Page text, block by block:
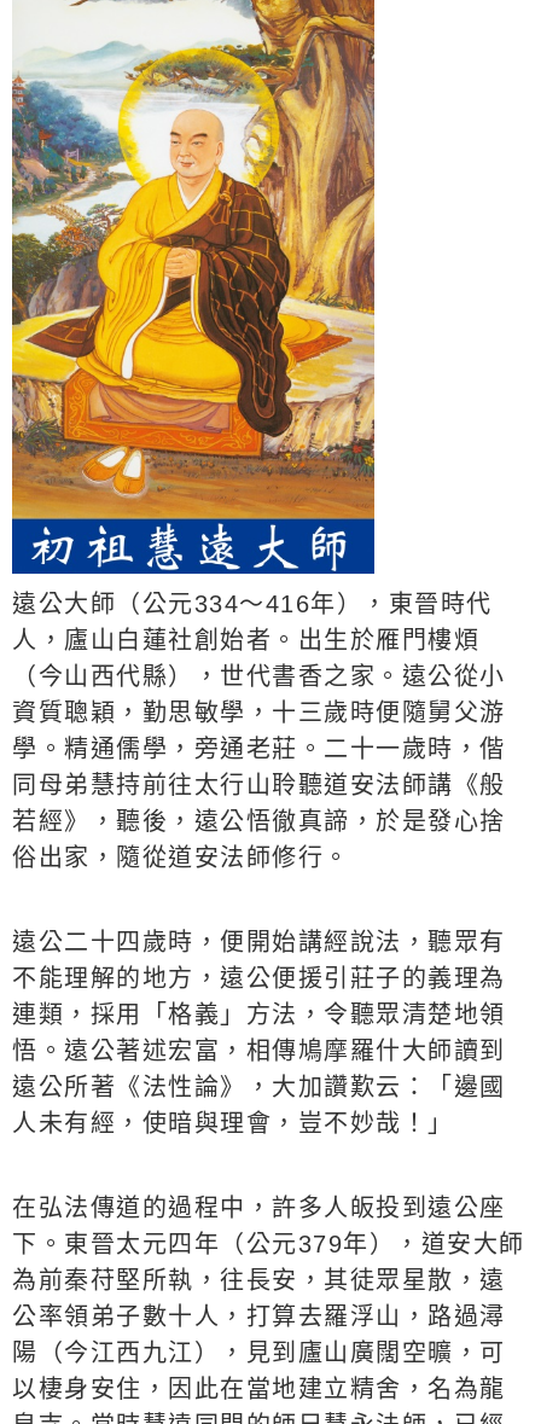
遠公大師（公元334～416年），東晉時代
人，廬山白蓮社創始者。出生於雁門樓煩
（今山西代縣），世代書香之家。遠公從小
資質聰穎，勤思敏學，十三歲時便隨舅父游
學。精通儒學，旁通老莊。二十一歲時，偕
同母弟慧持前往太行山聆聽道安法師講《般
若經》，聽後，遠公悟徹真諦，於是發心捨
俗出家，隨從道安法師修行。
遠公二十四歲時，便開始講經說法，聽眾有
不能理解的地方，遠公便援引莊子的義理為
連類，採用「格義」方法，令聽眾清楚地領
悟。遠公著述宏富，相傳鳩摩羅什大師讀到
遠公所著《法性論》，大加讚歎云：「邊國
人未有經，使暗與理會，豈不妙哉！」
在弘法傳道的過程中，許多人皈投到遠公座
下。東晉太元四年（公元379年），道安大師
為前秦苻堅所執，往長安，其徒眾星散，遠
公率領弟子數十人，打算去羅浮山，路過潯
陽（今江西九江），見到廬山廣闊空曠，可
以棲身安住，因此在當地建立精舍，名為龍